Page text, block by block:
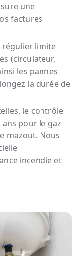
une
factures
régulier limite
(circulateur,
les pannes
la durée de
le contrôle
pour le gaz
mazout. Nous
incendie et